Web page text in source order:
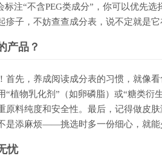
标注“不含PEG类成分”，你可以优先
子，不妨查查成分表，说不定就是它
产品？
首先，养成阅读成分表的习惯，就像
“植物乳化剂”（如卵磷脂）或“糖类衍
原料纯度和安全性。最后，记得做皮
是添麻烦——挑选时多一份细心，就能
忧